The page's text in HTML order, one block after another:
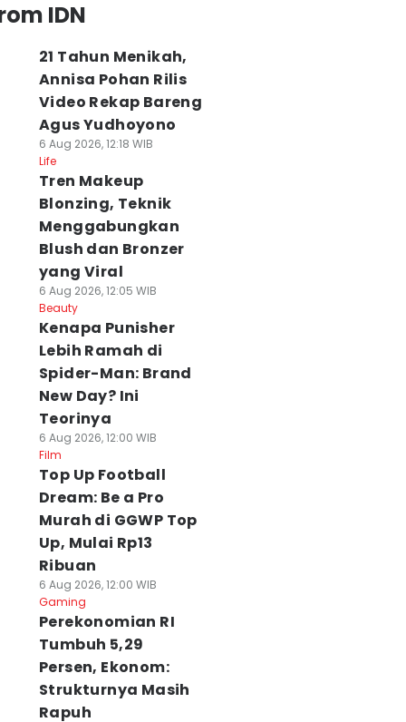
IDN
21 Tahun Menikah,
Annisa Pohan Rilis
Video Rekap Bareng
Agus Yudhoyono
6 Aug 2026, 12:18 WIB
Life
Tren Makeup
Blonzing, Teknik
Menggabungkan
Blush dan Bronzer
yang Viral
6 Aug 2026, 12:05 WIB
Beauty
Kenapa Punisher
Lebih Ramah di
Spider-Man: Brand
New Day? Ini
Teorinya
6 Aug 2026, 12:00 WIB
Film
Top Up Football
Dream: Be a Pro
Murah di GGWP Top
Up, Mulai Rp13
Ribuan
6 Aug 2026, 12:00 WIB
Gaming
Perekonomian RI
Tumbuh 5,29
Persen, Ekonom:
Strukturnya Masih
Rapuh